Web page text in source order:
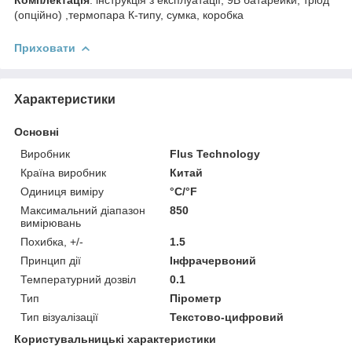
(опційно) ,термопара К-типу, сумка, коробка
Приховати
Характеристики
Основні
Виробник
Flus Technology
Країна виробник
Китай
Одиниця виміру
°С/°F
Максимальний діапазон
вимірювань
850
Похибка, +/-
1.5
Принцип дії
Інфрачервоний
Температурний дозвіл
0.1
Тип
Пірометр
Тип візуалізації
Текстово-цифровий
Користувальницькі характеристики